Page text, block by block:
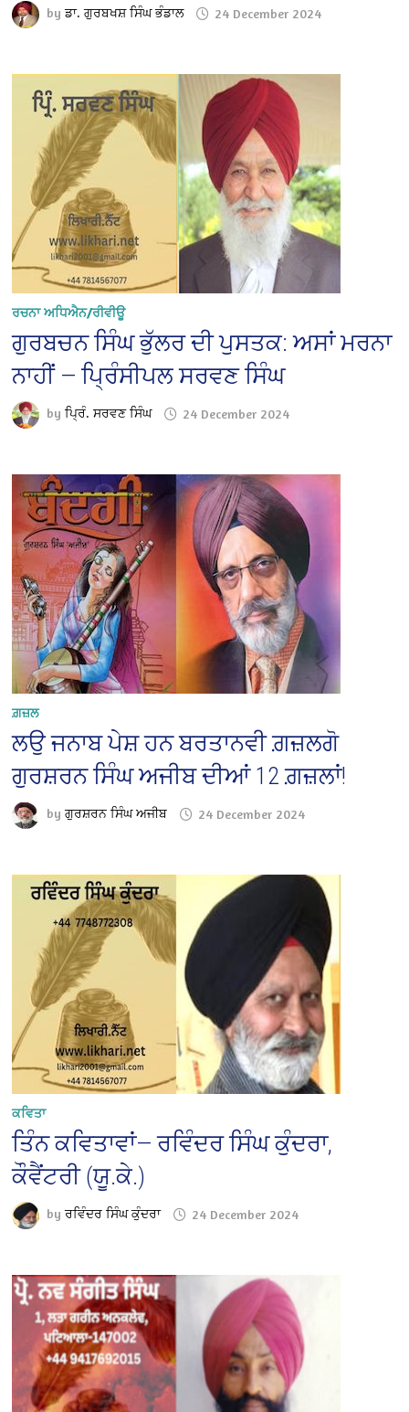
byਡਾ. ਗੁਰਬਖਸ਼ ਸਿੰਘ ਭੰਡਾਲ 24 December 2024
ਰਚਨਾ ਅਧਿਐਨ/ਰੀਵੀਊ
ਗੁਰਬਚਨ ਸਿੰਘ ਭੁੱਲਰ ਦੀ ਪੁਸਤਕ: ਅਸਾਂ ਮਰਨਾ
ਨਾਹੀਂ — ਪ੍ਰਿੰਸੀਪਲ ਸਰਵਣ ਸਿੰਘ
byਪ੍ਰਿੰ. ਸਰਵਣ ਸਿੰਘ 24 December 2024
ਗ਼ਜ਼ਲ
ਲਉ ਜਨਾਬ ਪੇਸ਼ ਹਨ ਬਰਤਾਨਵੀ ਗ਼ਜ਼ਲਗੋ
ਗੁਰਸ਼ਰਨ ਸਿੰਘ ਅਜੀਬ ਦੀਆਂ 12 ਗ਼ਜ਼ਲਾਂ!
byਗੁਰਸ਼ਰਨ ਸਿੰਘ ਅਜੀਬ 24 December 2024
ਕਵਿਤਾ
ਤਿੰਨ ਕਵਿਤਾਵਾਂ— ਰਵਿੰਦਰ ਸਿੰਘ ਕੁੰਦਰਾ,
ਕੌਵੈਂਟਰੀ (ਯੂ.ਕੇ.)
byਰਵਿੰਦਰ ਸਿੰਘ ਕੁੰਦਰਾ 24 December 2024